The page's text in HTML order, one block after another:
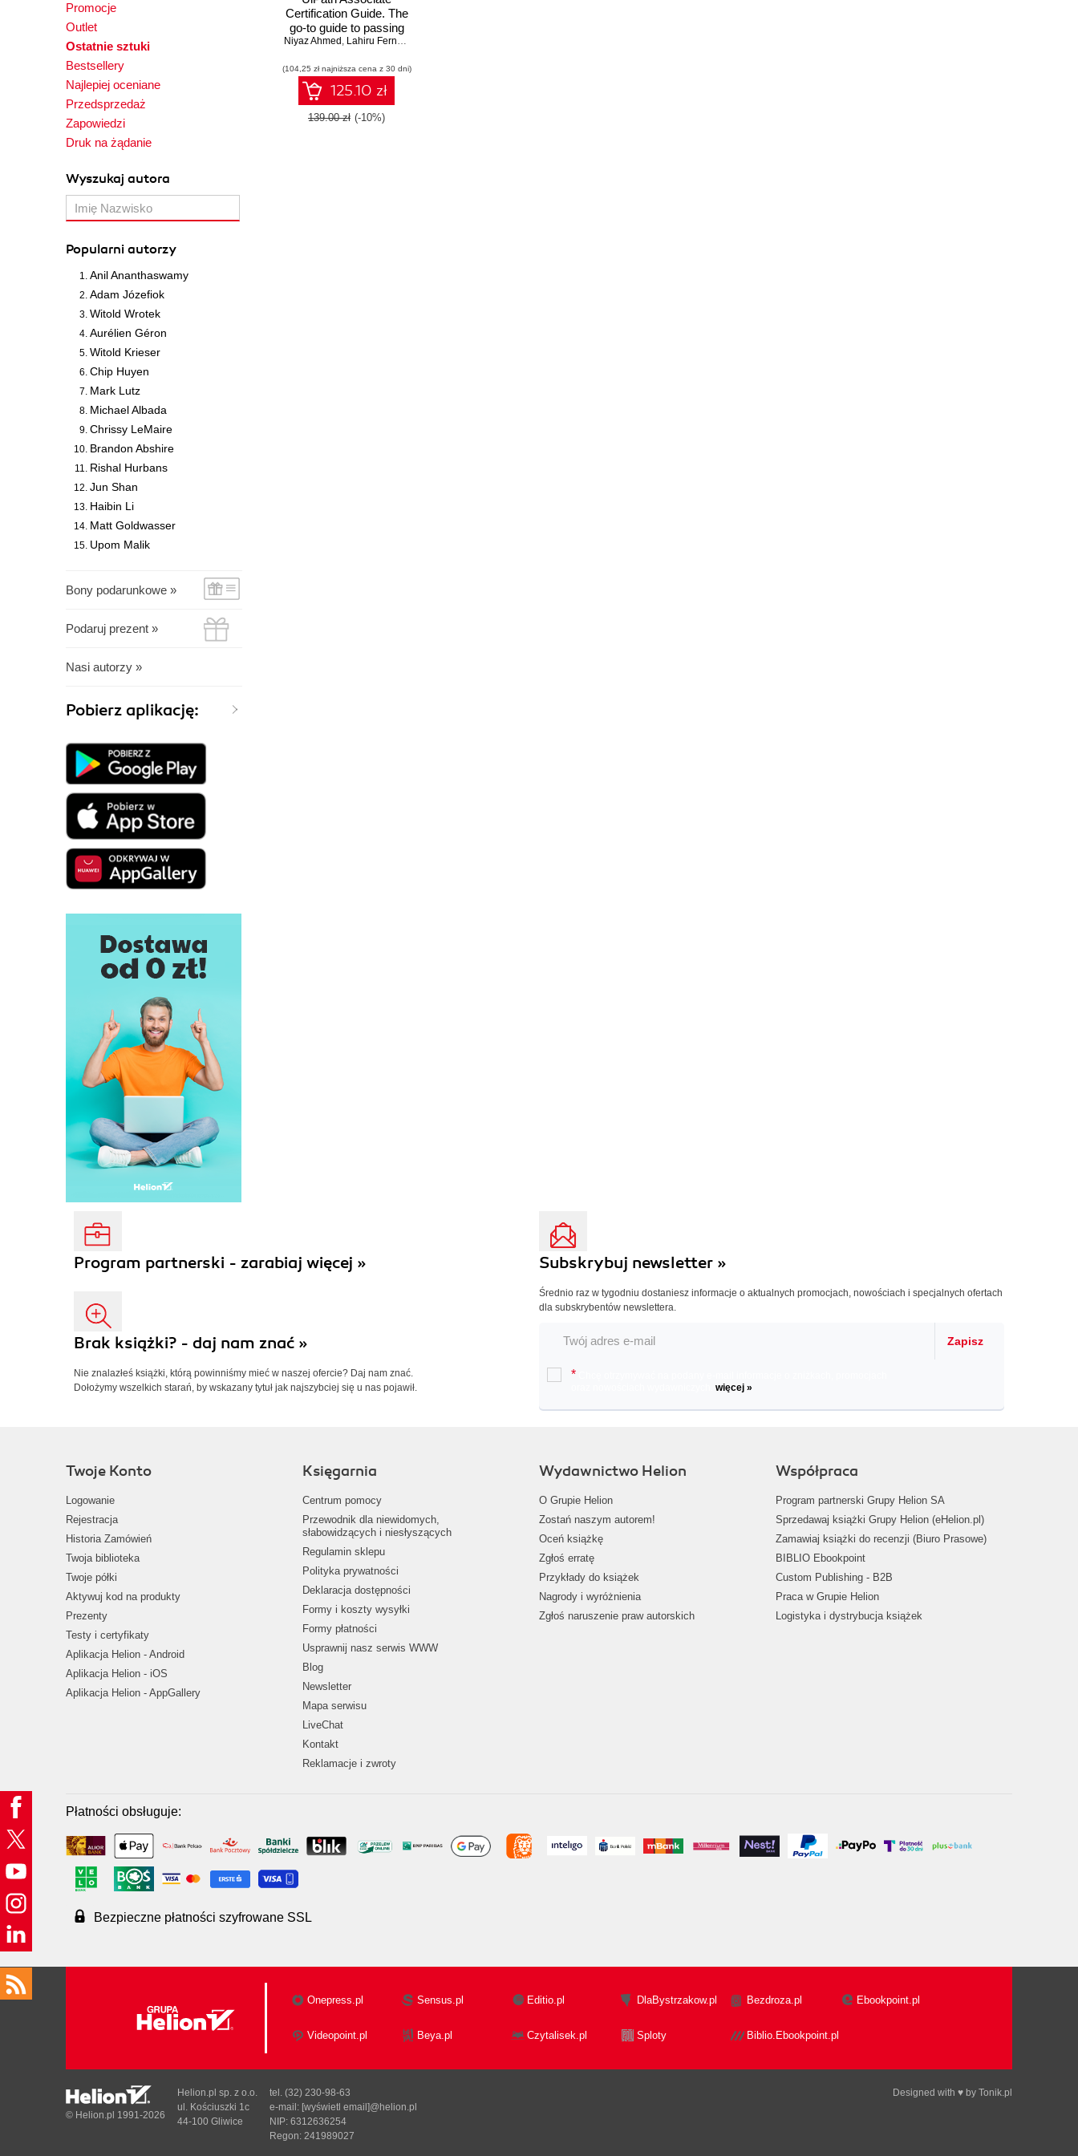
Promocje
Outlet
Ostatnie sztuki
Bestsellery
Najlepiej oceniane
Przedsprzedaż
Zapowiedzi
Druk na żądanie
Wyszukaj autora
Popularni autorzy
Anil Ananthaswamy
Adam Józefiok
Witold Wrotek
Aurélien Géron
Witold Krieser
Chip Huyen
Mark Lutz
Michael Albada
Chrissy LeMaire
Brandon Abshire
Rishal Hurbans
Jun Shan
Haibin Li
Matt Goldwasser
Upom Malik
Bony podarunkowe »
Podaruj prezent »
Nasi autorzy »
Pobierz aplikację:
Certification Guide. The
go-to guide to passing
the Associate
the help of mock tests
and quizzes
Niyaz Ahmed , Lahiru Fernando
(104,25 zł najniższa cena z 30 dni)
125.10 zł
139.00 zł (-10%)
Program partnerski - zarabiaj więcej »
Brak książki? - daj nam znać »
Nie znalazłeś książki, którą powinniśmy mieć w naszej ofercie? Daj nam znać.
Dołożymy wszelkich starań, by wskazany tytuł jak najszybciej się u nas pojawił.
Subskrybuj newsletter »
Średnio raz w tygodniu dostaniesz informacje o aktualnych promocjach, nowościach i specjalnych ofertach
dla subskrybentów newslettera.
Zapisz
*
więcej »
Twoje Konto
Logowanie
Rejestracja
Historia Zamówień
Twoja biblioteka
Twoje półki
Aktywuj kod na produkty
Prezenty
Testy i certyfikaty
Aplikacja Helion - Android
Aplikacja Helion - iOS
Aplikacja Helion - AppGallery
Księgarnia
Centrum pomocy
Przewodnik dla niewidomych,
słabowidzących i niesłyszących
Regulamin sklepu
Polityka prywatności
Deklaracja dostępności
Formy i koszty wysyłki
Formy płatności
Usprawnij nasz serwis WWW
Blog
Newsletter
Mapa serwisu
LiveChat
Kontakt
Reklamacje i zwroty
Wydawnictwo Helion
O Grupie Helion
Zostań naszym autorem!
Oceń książkę
Zgłoś erratę
Przykłady do książek
Nagrody i wyróżnienia
Zgłoś naruszenie praw autorskich
Współpraca
Program partnerski Grupy Helion SA
Sprzedawaj książki Grupy Helion (eHelion.pl)
Zamawiaj książki do recenzji (Biuro Prasowe)
BIBLIO Ebookpoint
Custom Publishing - B2B
Praca w Grupie Helion
Logistyka i dystrybucja książek
Płatności obsługuje:
Bezpieczne płatności szyfrowane SSL
Onepress.pl Sensus.pl Editio.pl DlaBystrzakow.pl Bezdroza.pl Ebookpoint.pl
Videopoint.pl Beya.pl Czytalisek.pl Sploty Biblio.Ebookpoint.pl
Designed with ♥ by Tonik.pl
© Helion.pl 1991-2026
Helion.pl sp. z o.o.
ul. Kościuszki 1c
44-100 Gliwice
tel. (32) 230-98-63
e-mail: [wyświetl email]@helion.pl
NIP: 6312636254
Regon: 241989027